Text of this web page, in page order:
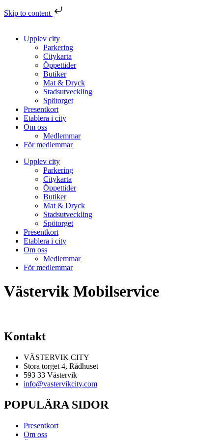
Skip to content
Upplev city
Parkering
Citykarta
Öppettider
Butiker
Mat & Dryck
Stadsutveckling
Spötorget
Presentkort
Etablera i city
Om oss
Medlemmar
För medlemmar
Upplev city
Parkering
Citykarta
Öppettider
Butiker
Mat & Dryck
Stadsutveckling
Spötorget
Presentkort
Etablera i city
Om oss
Medlemmar
För medlemmar
Västervik Mobilservice
Kontakt
VÄSTERVIK CITY
Stora torget 4, Rådhuset
593 33 Västervik
info@vastervikcity.com
POPULÄRA SIDOR
Presentkort
Om oss